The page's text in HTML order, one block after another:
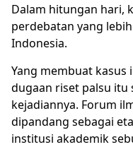
Dalam hitungan hari,
perdebatan yang
Indonesia.
Yang membuat kasus
dugaan riset palsu itu
kejadiannya. Forum
dipandang sebagai
institusi akademik